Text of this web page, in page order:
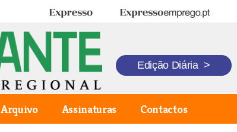
Expresso Expresso Emprego
Edição Diária >
Arquivo Assinaturas Contactos